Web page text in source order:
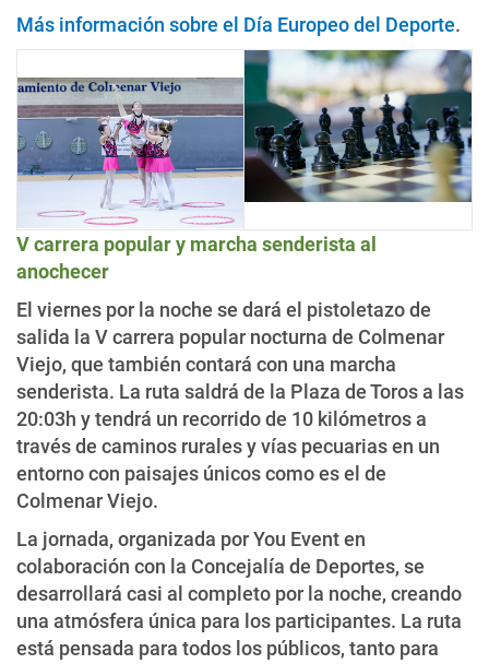
Más información sobre el Día Europeo del Deporte.
V carrera popular y marcha senderista al
anochecer
El viernes por la noche se dará el pistoletazo de
salida la V carrera popular nocturna de Colmenar
Viejo, que también contará con una marcha
senderista. La ruta saldrá de la Plaza de Toros a las
20:03h y tendrá un recorrido de 10 kilómetros a
través de caminos rurales y vías pecuarias en un
entorno con paisajes únicos como es el de
Colmenar Viejo.
La jornada, organizada por You Event en
colaboración con la Concejalía de Deportes, se
desarrollará casi al completo por la noche, creando
una atmósfera única para los participantes. La ruta
está pensada para todos los públicos, tanto para